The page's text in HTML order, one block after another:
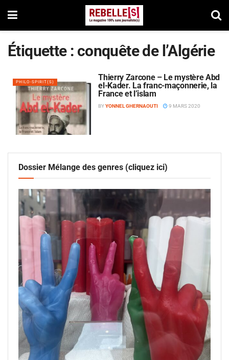
Étiquette : conquête de l’Algérie
PHILO-SPIRIT(S)
Thierry Zarcone – Le mystère Abd
el-Kader. La franc-maçonnerie, la
France et l’islam
BYYONNEL GHERNAOUTI 9 MARS 2020
Dossier Mélange des genres (cliquez ici)